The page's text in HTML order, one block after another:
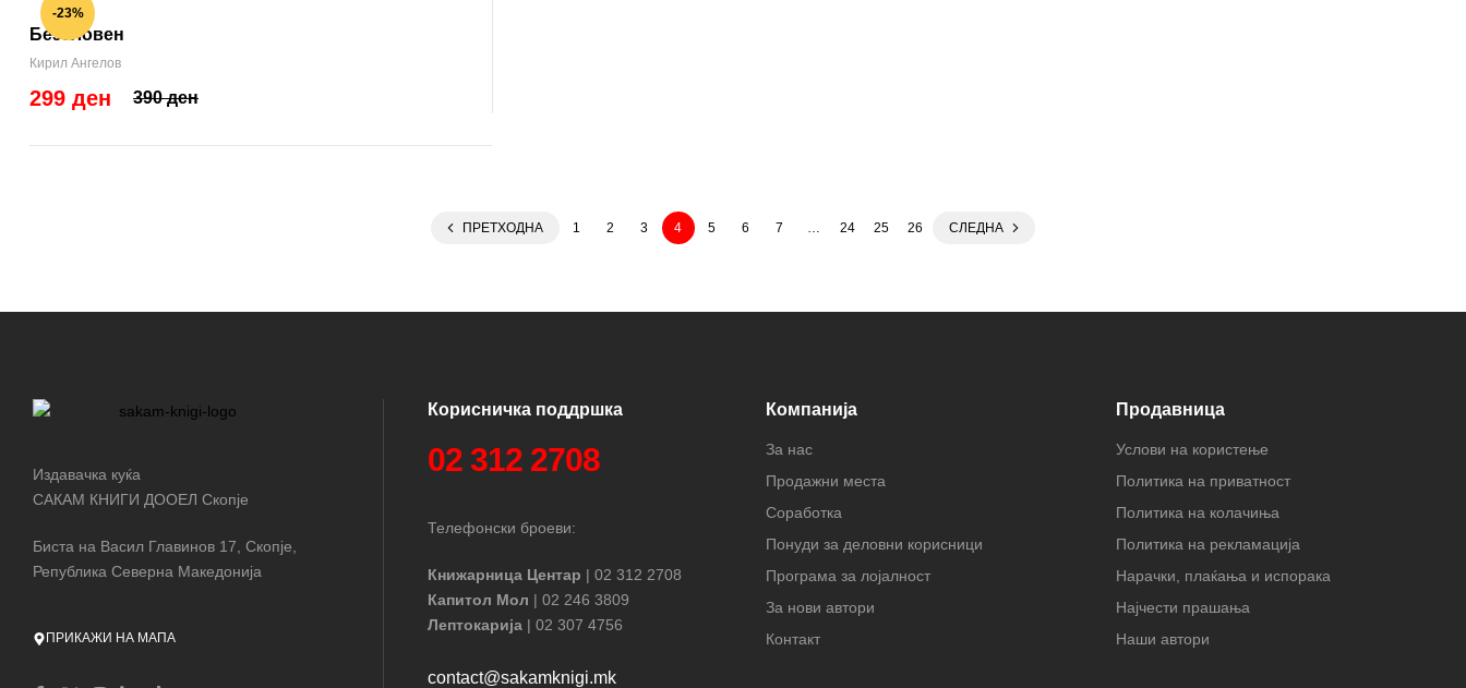
-23%
Безсловен
Кирил Ангелов
390 ден
299 ден
ПРЕТХОДНА 1 2 3 4 5 6 7 24 25 26 СЛЕДНА
Издавачка куќа
САКАМ КНИГИ ДООЕЛ Скопје
Биста на Васил Главинов 17, Скопје,
Република Северна Македонија
ПРИКАЖИ НА МАПА
Корисничка поддршка
02 312 2708
Телефонски броеви:
Книжарница Центар | 02 312 2708
Капитол Мол | 02 246 3809
Лептокарија | 02 307 4756
contact@sakamknigi.mk
Компанија
За нас
Продажни места
Соработка
Понуди за деловни корисници
Програма за лојалност
За нови автори
Контакт
Продавница
Услови на користење
Политика на приватност
Политика на колачиња
Политика на рекламација
Нарачки, плаќања и испорака
Најчести прашања
Наши автори